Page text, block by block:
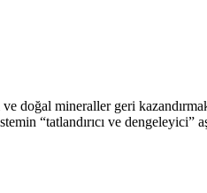
doğal mineraller geri
“tatlandırıcı ve